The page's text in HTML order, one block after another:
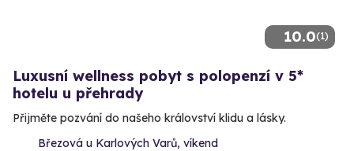
10.0(1)
Luxusní wellness pobyt s polopenzí v 5*
hotelu u přehrady
Přijměte pozvání do našeho království klidu a lásky.
Březová u Karlových Varů, víkend